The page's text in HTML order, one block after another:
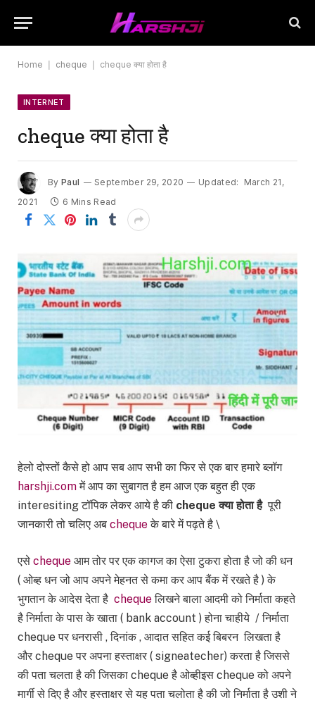
Home cheque cheque क्या होता है
INTERNET
cheque क्या होता है
By Paul September 29, 2020 Updated:
March 21,
2021
6 Mins Read
हेलो दोस्तों कैसे हो आप सब आप सभी का फिर से एक बार हमारे ब्लॉग
harshji.comमें आप का सुबागत है हम आज एक बहुत ही एक
interesiting टॉपिक लेकर आये है की cheque क्या होता है पूरी
जानकारी तो चलिए अब chequeके बारे में पढ़ते है \
एसे cheque आम तोर पर एक कागज का ऐसा टुकरा होता है जो की धन
( ओब्ह धन जो आप अपने मेहनत से कमा कर आप बैंक में रखते है ) के
भुगतान के आदेस देता है chequeलिखने बाला आदमी को निर्माता कहते
है निर्माता के पास के खाता ( bank account ) होना चाहीये / निर्माता
cheque पर धनरासी , दिनांक , आदात सहित कई बिबरन लिखता है
और cheque पर अपना हस्ताक्षर ( signeatecher) करता है जिससे
की पता चलता है की जिसका cheque है ओब्हीइस cheque को अपने
मार्गी से दिए है और हस्ताक्षर से यह पता चलोता है की जो निर्माता है उशी ने